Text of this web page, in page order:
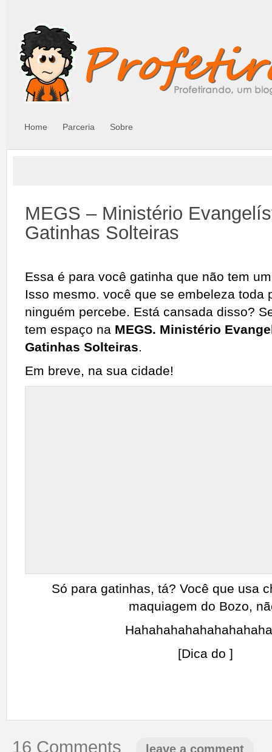
Home Parceria Sobre
MEGS – Ministério
Gatinhas Solteiras
Essa é para você gatinha que não tem
Isso mesmo. você que se embeleza toda
ninguém percebe. Está cansada disso?
tem espaço na MEGS. Ministério
Gatinhas Solteiras.
Em breve, na sua cidade!
Só para gatinhas, tá? Você que usa
maquiagem do Bozo,
[Dica do ]
16 Comments leave a comment